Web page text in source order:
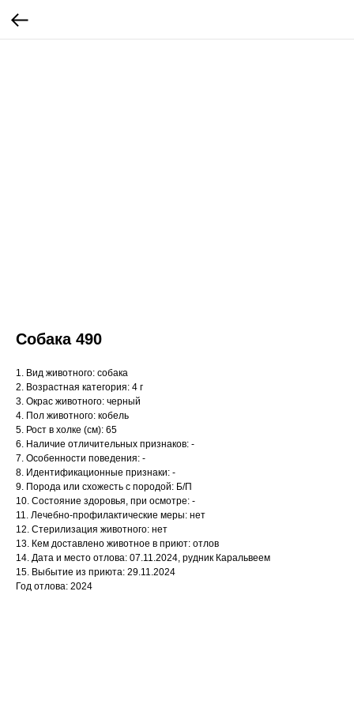
Собака 490
1. Вид животного: собака
2. Возрастная категория: 4 г
3. Окрас животного: черный
4. Пол животного: кобель
5. Рост в холке (см): 65
6. Наличие отличительных признаков: -
7. Особенности поведения: -
8. Идентификационные признаки: -
9. Порода или схожесть с породой: Б/П
10. Состояние здоровья, при осмотре: -
11. Лечебно-профилактические меры: нет
12. Стерилизация животного: нет
13. Кем доставлено животное в приют: отлов
14. Дата и место отлова: 07.11.2024, рудник Каральвеем
15. Выбытие из приюта: 29.11.2024
Год отлова: 2024